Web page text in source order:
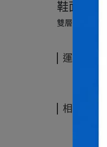
鞋面
雙層透氣網布
運送方式
相關商品